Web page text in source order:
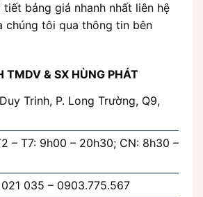
tiết bảng giá nhanh nhất liên hệ
chúng tôi qua thông tin bên
TMDV & SX HÙNG PHÁT
Trinh, P. Long Trường, Q9,
– T7: 9h00 – 20h30; CN: 8h30 –
035 – 0903.775.567